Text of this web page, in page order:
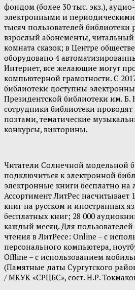
фондом (более 30 тыс. экз.),
электронными и
тысяч пользователей библиотеки
взрослый абонементы,
комната сказок; в Центре
оборудовано 4
Интернет, все желающие могут
компьютерной грамотности. С
библиотеки доступны
Президентской библиотеки им. Б.
сотрудники библиотеки проводят
поэтами, тематические
конкурсы, викторины.
Читатели Солнечной модельной
подключиться к электронной
электронные книги бесплатно на
Ассортимент ЛитРес насчитывает
книг на русском и иностранных
бесплатных книг; 28 000
каждый месяц. Для
чтения в ЛитРесе: Online – с
персонального компьютера,
Offline – с использованием
(Памятные даты Сургутского
/ МКУК «СРЦБС», сост. Н.Р.